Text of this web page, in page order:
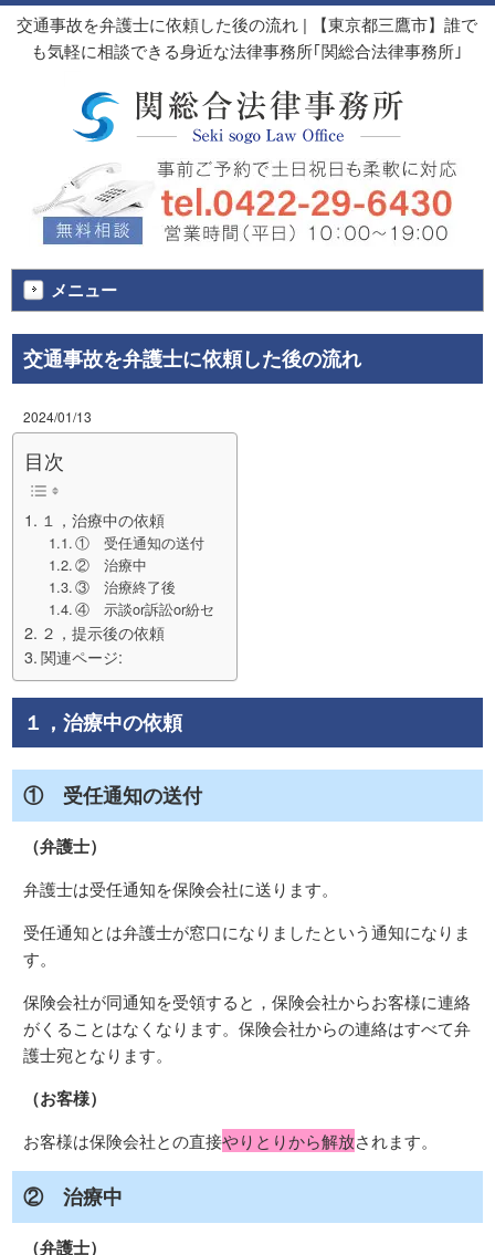
交通事故を弁護士に依頼した後の流れ | 【東京都三鷹市】誰で
も気軽に相談できる身近な法律事務所｢関総合法律事務所｣
メニュー
交通事故を弁護士に依頼した後の流れ
2024/01/13
目次
１，治療中の依頼
① 受任通知の送付
② 治療中
③ 治療終了後
④ 示談or訴訟or紛セ
２，提示後の依頼
関連ページ:
１，治療中の依頼
① 受任通知の送付
（弁護士）
弁護士は受任通知を保険会社に送ります。
受任通知とは弁護士が窓口になりましたという通知になりま
す。
保険会社が同通知を受領すると，保険会社からお客様に連絡
がくることはなくなります。保険会社からの連絡はすべて弁
護士宛となります。
（お客様）
お客様は保険会社との直接やりとりから解放されます。
② 治療中
（弁護士）